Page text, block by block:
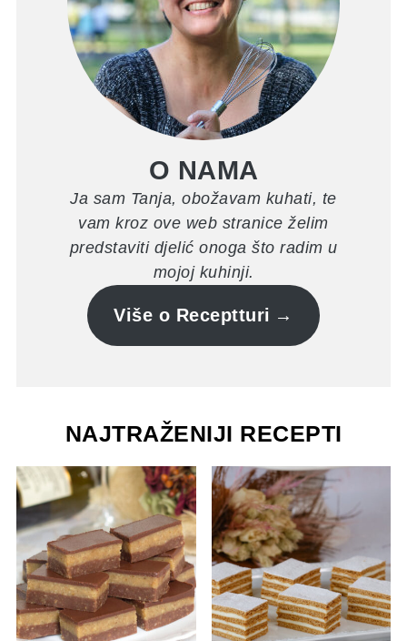
O NAMA
Ja sam Tanja, obožavam kuhati, te
vam kroz ove web stranice želim
predstaviti djelić onoga što radim u
mojoj kuhinji.
Više o Receptturi
NAJTRAŽENIJI RECEPTI